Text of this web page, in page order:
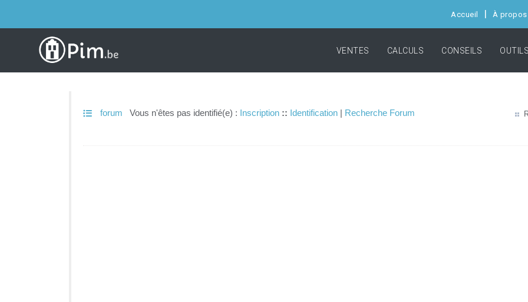
Accueil À propos
VENTES CALCULS CONSEILS OUTILS
forum Vous n'êtes pas identifié(e) : Inscription :: Identification | Recherche Forum